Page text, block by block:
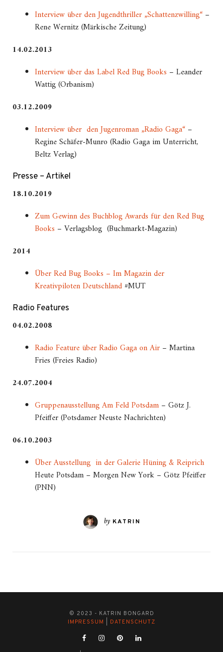
Interview über den Jugendthriller „Schattenzwilling“ –
Rene Wernitz (Märkische Zeitung)
14.02.2013
Interview über das Label Red Bug Books – Leander
Wattig (Orbanism)
03.12.2009
Interview über den Jugenroman „Radio Gaga“ –
Regine Schäfer-Munro (Radio Gaga im Unterricht,
Beltz Verlag)
Presse – Artikel
18.10.2019
Zum Gewinn des Buchblog Awards für den Red Bug
Books – Verlagsblog (Buchmarkt-Magazin)
2014
Über Red Bug Books – Im Magazin der
Kreativpiloten Deutschland#MUT
Radio Features
04.02.2008
Radio Feature über Radio Gaga on Air – Martina
Fries (Freies Radio)
24.07.2004
Gruppenausstellung Am Feld Potsdam – Götz J.
Pfeiffer (Potsdamer Neuste Nachrichten)
06.10.2003
Über Ausstellung in der Galerie Hüning & Reiprich
Heute Potsdam – Morgen New York – Götz Pfeiffer
(PNN)
by KATRIN
© 2023 - KATRIN BONGARD
IMPRESSUM
DATENSCHUTZ